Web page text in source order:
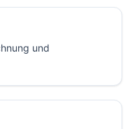
und